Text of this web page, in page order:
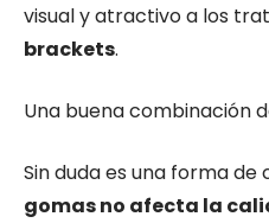
visual y atractivo a los
brackets.
Una buena combinación
Sin duda es una forma
gomas no afecta la